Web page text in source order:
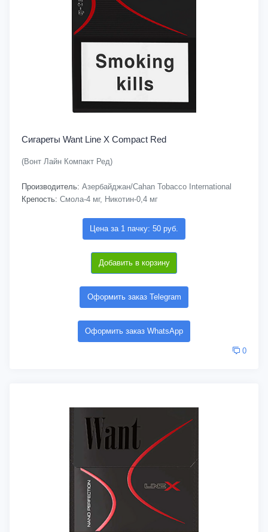
Сигареты Want Line X Compact Red
(Вонт Лайн Компакт Ред)
Производитель: Азербайджан/Cahan Tobacco International
Крепость: Смола-4 мг, Никотин-0,4 мг
Цена за 1 пачку: 50 руб.
Добавить в корзину
Оформить заказ Telegram
Оформить заказ WhatsApp
0